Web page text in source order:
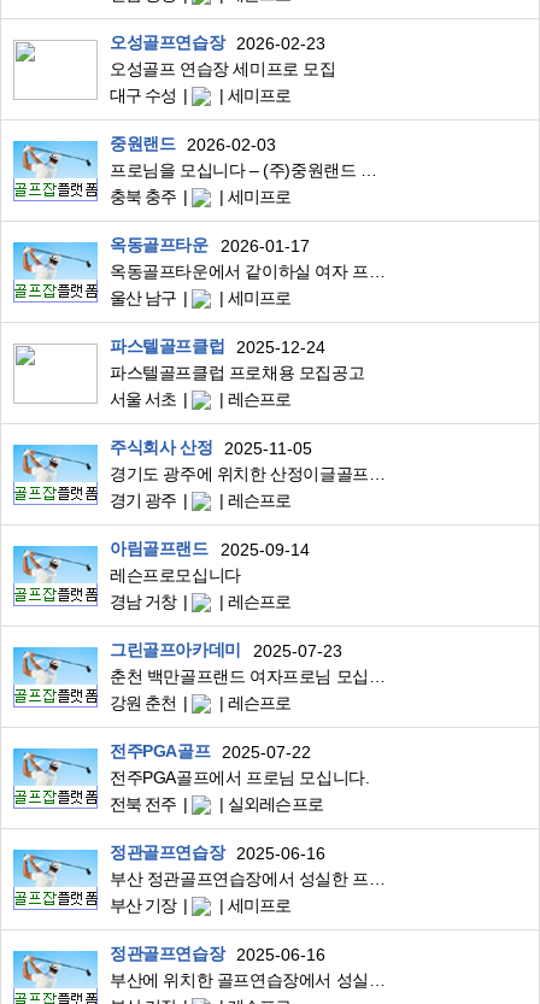
오성골프연습장
2026-02-23
오성골프 연습장 세미프로 모집
대구 수성
세미프로
중원랜드
2026-02-03
충북 충주
세미프로
옥동골프타운
2026-01-17
울산 남구
세미프로
파스텔골프클럽
2025-12-24
파스텔골프클럽 프로채용 모집공고
서울 서초
레슨프로
주식회사 산정
2025-11-05
경기 광주
레슨프로
아림골프랜드
2025-09-14
레슨프로모십니다
경남 거창
레슨프로
그린골프아카데미
2025-07-23
강원 춘천
레슨프로
전주PGA골프
2025-07-22
전주PGA골프에서 프로님 모십니다.
전북 전주
실외레슨프로
정관골프연습장
2025-06-16
부산 기장
세미프로
정관골프연습장
2025-06-16